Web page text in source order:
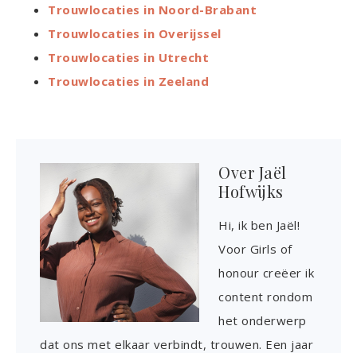
Trouwlocaties in Noord-Brabant
Trouwlocaties in Overijssel
Trouwlocaties in Utrecht
Trouwlocaties in Zeeland
Over Jaël
Hofwijks
Hi, ik ben Jaël!
Voor Girls of
honour creëer ik
content rondom
het onderwerp
dat ons met elkaar verbindt, trouwen. Een jaar